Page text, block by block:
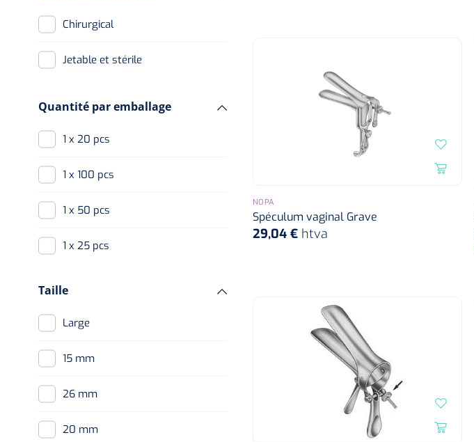
Chirurgical
Jetable et stérile
Quantité par emballage
1 x 20 pcs
1 x 100 pcs
1 x 50 pcs
1 x 25 pcs
Taille
Large
15 mm
26 mm
20 mm
NOPA
Spéculum vaginal Grave
29,04 € htva